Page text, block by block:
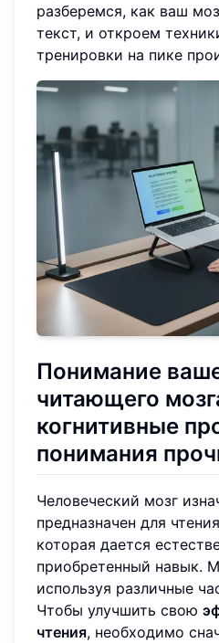
разберемся, как ваш
текст, и откроем
тренировки на пике
Понимание
читающего
когнитивные
понимания
Человеческий мозг
предназначен для
которая дается
приобретенный навык.
используя различные
Чтобы улучшить свою
чтения, необходимо